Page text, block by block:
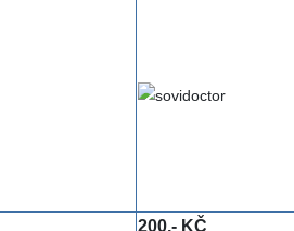
200,- KČ